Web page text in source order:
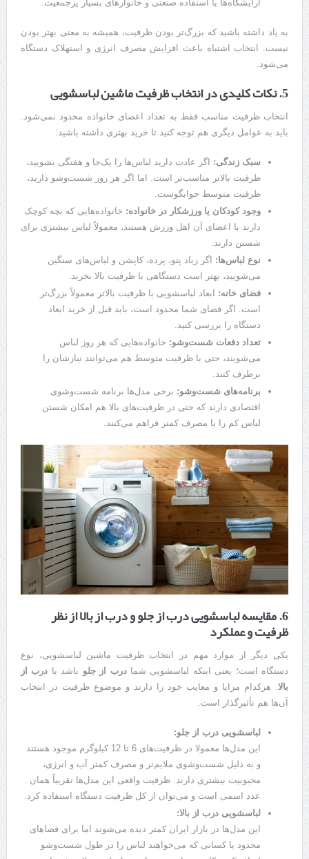
آرایشگاه‌ها یا استفاده صنعتی و خانوارهای بسیار پرجمعیت.
به یاد داشته باشید که بزرگ‌تر بودن ظرفیت، همیشه به معنی بهتر بودن
نیست. انتخاب اشتباه باعث افزایش مصرف انرژی و استهلاک دستگاه
می‌شود.
5. نکات کلیدی در انتخاب ظرفیت ماشین لباسشویی
انتخاب ظرفیت مناسب فقط به تعداد اعضای خانواده محدود نمی‌شود.
باید به عوامل دیگری هم توجه کنید تا خرید بهتری داشته باشید:
سبک زندگی: اگر عادت دارید لباس‌ها را یک‌جا و هفتگی بشویید،
ظرفیت بالاتر مناسب‌تر است. اما اگر هر روز شست‌وشو دارید،
ظرفیت متوسط جوابگوست.
وجود کودکان یا ورزشکار در خانواده: خانواده‌هایی که بچه کوچک
دارند یا اعضای آن اهل ورزش هستند، معمولاً لباس بیشتری برای
شستن دارند.
نوع لباس‌ها: اگر زیاد پتو، پرده، کاپشن و لباس‌های سنگین
می‌شویید، بهتر است دستگاهی با ظرفیت بالا بخرید.
فضای خانه: ابعاد لباسشویی با ظرفیت بالاتر معمولاً بزرگ‌تر
است. اگر فضای شما محدود است، باید قبل از خرید ابعاد
دستگاه را بررسی کنید.
تعداد دفعات شست‌وشو: خانواده‌هایی که هر روز لباس
می‌شویند، حتی با ظرفیت متوسط هم می‌توانند نیازشان را
برطرف کنند.
برنامه‌های شست‌وشو: برخی مدل‌ها برنامه شست‌وشوی
اقتصادی دارند که حتی در ظرفیت‌های بالا هم امکان شستن
لباس کم را با مصرف کمتر فراهم می‌کنند.
6. مقایسه لباسشویی درب از جلو و درب از بالا از نظر
ظرفیت و عملکرد
یکی دیگر از موارد مهم در انتخاب ظرفیت ماشین لباسشویی، نوع
دستگاه است؛ یعنی اینکه لباسشویی شمادرب از جلو باشد یا درب از
بالا. هرکدام مزایا و معایب خود را دارند و موضوع ظرفیت در انتخاب
آن‌ها هم تأثیرگذار است.
لباسشویی درب از جلو:
این مدل‌ها معمولا در ظرفیت‌های 6 تا 12 کیلوگرم موجود هستند
و به دلیل شست‌وشوی ملایم‌تر و مصرف کمتر آب و انرژی،
محبوبیت بیشتری دارند. ظرفیت واقعی این مدل‌ها تقریباً همان
عدد اسمی است و می‌توان از کل ظرفیت دستگاه استفاده کرد.
لباسشویی درب از بالا:
این مدل‌ها در بازار ایران کمتر دیده می‌شوند اما برای فضاهای
محدود یا کسانی که می‌خواهند لباس را در طول شست‌وشو